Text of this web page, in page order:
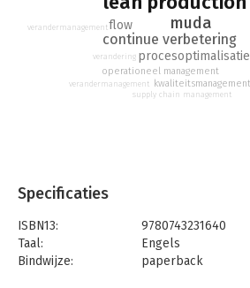
muda
continue verbetering
procesoptimalisatie
flow
operationeel management
kwaliteitsmanagement
supply chain management
verandering
verandermanagement
verandermanagement
Specificaties
ISBN13:
9780743231640
Taal:
Engels
Bindwijze:
paperback